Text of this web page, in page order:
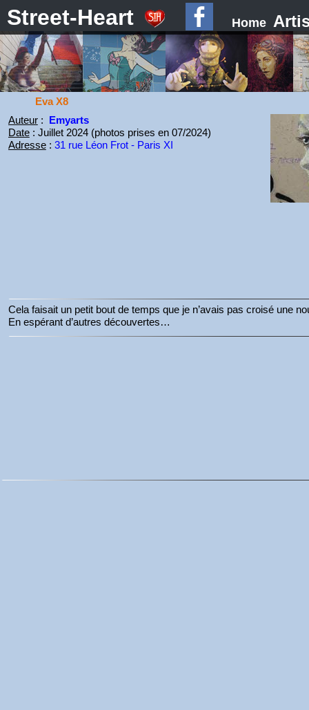
Street-Heart Home
Eva X8
Auteur: Emyarts
Date: Juillet 2024 (photos prises en 07/2024)
Adresse: 31 rue Léon Frot - Paris XI
Cela faisait un petit bout de temps que je n’avais pas croisé une
En espérant d’autres découvertes…